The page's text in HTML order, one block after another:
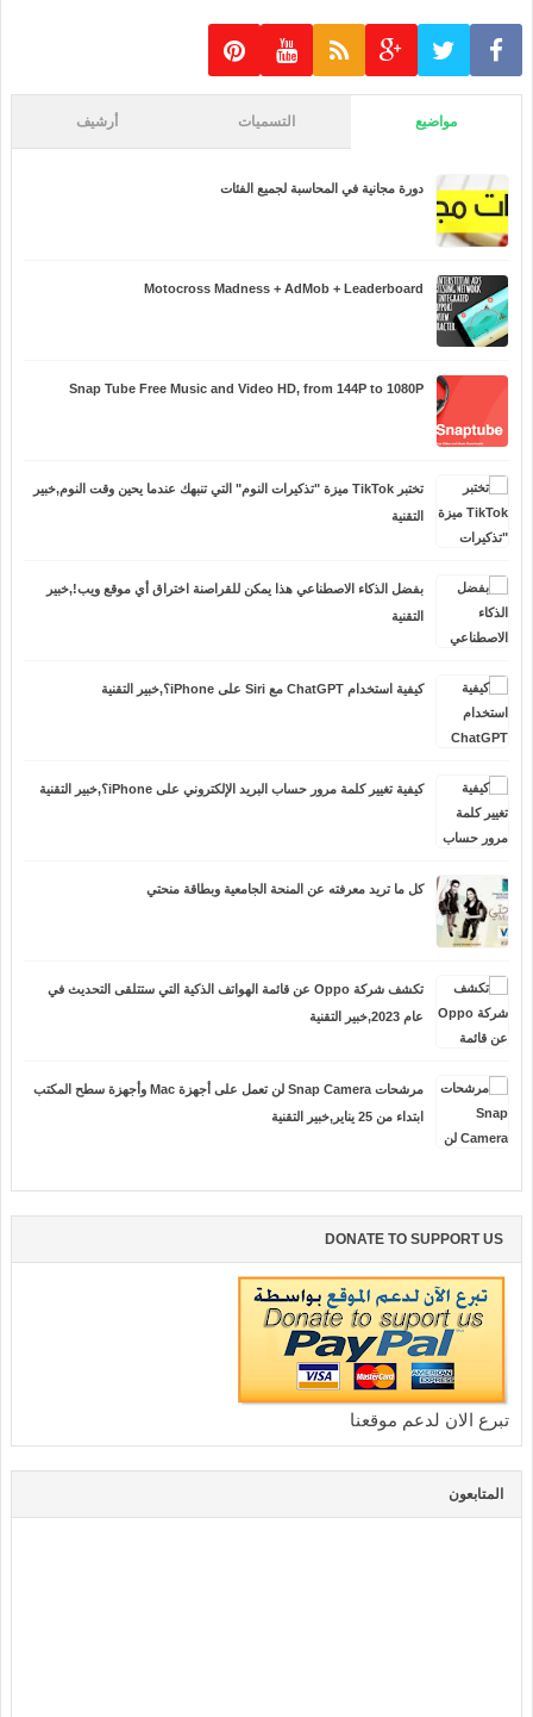
مواضيع التسميات أرشيف
دورة مجانية في المحاسبة لجميع الفئات
Motocross Madness + AdMob + Leaderboard
Snap Tube Free Music and Video HD, from 144P to 1080P
تختبر TikTok ميزة "تذكيرات النوم" التي تنبهك عندما يحين وقت النوم,خبير
التقنية
بفضل الذكاء الاصطناعي هذا يمكن للقراصنة اختراق أي موقع ويب!,خبير
التقنية
كيفية استخدام ChatGPT مع Siri على iPhone؟,خبير التقنية
كيفية تغيير كلمة مرور حساب البريد الإلكتروني على iPhone؟,خبير التقنية
كل ما تريد معرفته عن المنحة الجامعية وبطاقة منحتي
تكشف شركة Oppo عن قائمة الهواتف الذكية التي ستتلقى التحديث في
عام 2023,خبير التقنية
مرشحات Snap Camera لن تعمل على أجهزة Mac وأجهزة سطح المكتب
ابتداء من 25 يناير,خبير التقنية
DONATE TO SUPPORT US
تبرع الان لدعم موقعنا
المتابعون